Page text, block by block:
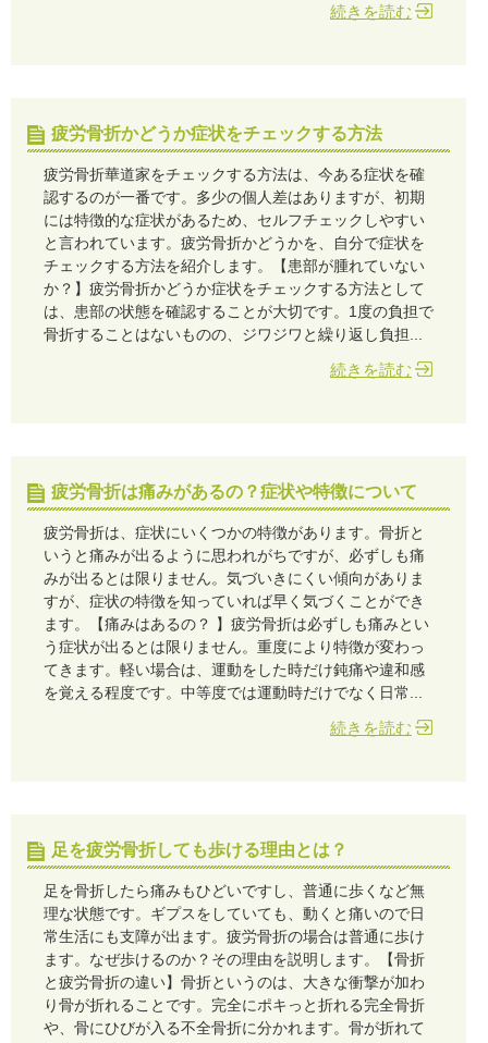
続きを読む
疲労骨折かどうか症状をチェックする方法
疲労骨折華道家をチェックする方法は、今ある症状を確
認するのが一番です。多少の個人差はありますが、初期
には特徴的な症状があるため、セルフチェックしやすい
と言われています。疲労骨折かどうかを、自分で症状を
チェックする方法を紹介します。【患部が腫れていない
か？】疲労骨折かどうか症状をチェックする方法として
は、患部の状態を確認することが大切です。1度の負担で
骨折することはないものの、ジワジワと繰り返し負担...
続きを読む
疲労骨折は痛みがあるの？症状や特徴について
疲労骨折は、症状にいくつかの特徴があります。骨折と
いうと痛みが出るように思われがちですが、必ずしも痛
みが出るとは限りません。気づいきにくい傾向がありま
すが、症状の特徴を知っていれば早く気づくことができ
ます。【痛みはあるの？ 】疲労骨折は必ずしも痛みとい
う症状が出るとは限りません。重度により特徴が変わっ
てきます。軽い場合は、運動をした時だけ鈍痛や違和感
を覚える程度です。中等度では運動時だけでなく日常...
続きを読む
足を疲労骨折しても歩ける理由とは？
足を骨折したら痛みもひどいですし、普通に歩くなど無
理な状態です。ギプスをしていても、動くと痛いので日
常生活にも支障が出ます。疲労骨折の場合は普通に歩け
ます。なぜ歩けるのか？その理由を説明します。【骨折
と疲労骨折の違い】骨折というのは、大きな衝撃が加わ
り骨が折れることです。完全にポキっと折れる完全骨折
や、骨にひびが入る不全骨折に分かれます。骨が折れて